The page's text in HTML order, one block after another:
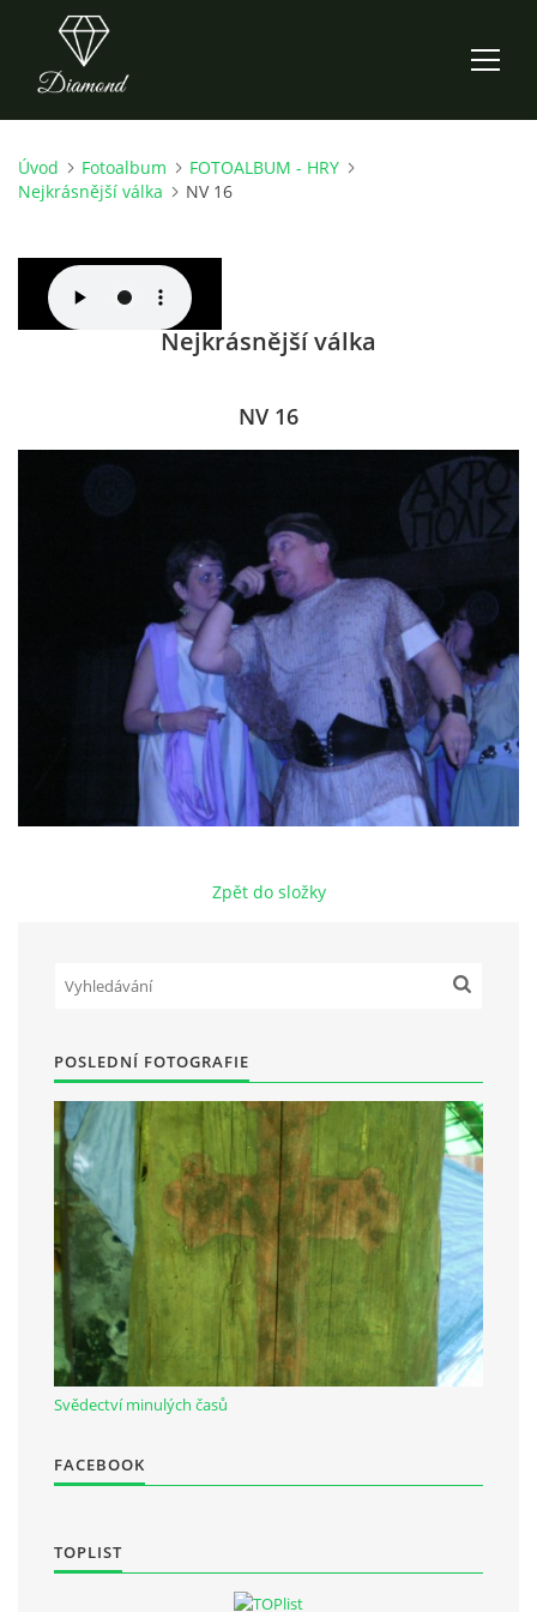
ÚVOD
O NÁS
CO NOVÉHO ZKOUŠÍME
HRY OD ROKU 1973
VIDEOZÁZNAMY Z HER
FOTOALBUM
ČLENOVÉ - SOUČASNOST
Občanská vzdělávací jednota "Komenský" v Choceradech z.s.
Chocerady 4
257 24 Chocerady
IČ: 498 28 614
Kontaktní osoba:
Mgr. Miroslava Cinkeisová
723 967 851
© 2026 eStránky.cz |RSS
Úvod Fotoalbum
FOTOALBUM - HRY
Nejkrásnější válka
NV 16
Nejkrásnější válka
NV 16
Zpět do složky
POSLEDNÍ FOTOGRAFIE
Svědectví minulých časů
FACEBOOK
TOPLIST